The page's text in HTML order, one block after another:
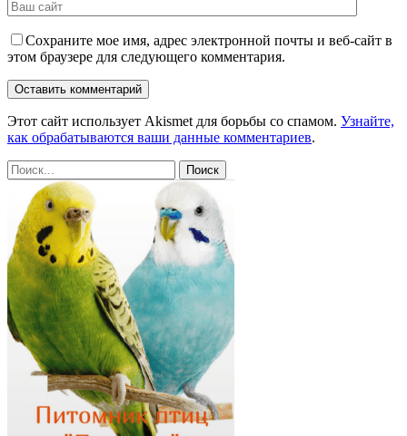
Сохраните мое имя, адрес электронной почты и веб-сайт в
этом браузере для следующего комментария.
Этот сайт использует Akismet для борьбы со спамом. Узнайте,
как обрабатываются ваши данные комментариев.